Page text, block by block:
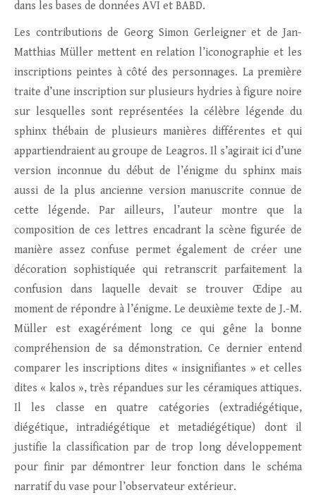
dans les bases de données AVI et BABD.
Les contributions de Georg Simon Gerleigner et de Jan-
Matthias Müller mettent en relation l’iconographie et les
inscriptions peintes à côté des personnages. La première
traite d’une inscription sur plusieurs hydries à figure noire
sur lesquelles sont représentées la célèbre légende du
sphinx thébain de plusieurs manières différentes et qui
appartiendraient au groupe de Leagros. Il s’agirait ici d’une
version inconnue du début de l’énigme du sphinx mais
aussi de la plus ancienne version manuscrite connue de
cette légende. Par ailleurs, l’auteur montre que la
composition de ces lettres encadrant la scène figurée de
manière assez confuse permet également de créer une
décoration sophistiquée qui retranscrit parfaitement la
confusion dans laquelle devait se trouver Œdipe au
moment de répondre à l’énigme. Le deuxième texte de J.-M.
Müller est exagérément long ce qui gêne la bonne
compréhension de sa démonstration. Ce dernier entend
comparer les inscriptions dites « insignifiantes » et celles
dites « kalos », très répandues sur les céramiques attiques.
Il les classe en quatre catégories (extradiégétique,
diégétique, intradiégétique et metadiégétique) dont il
justifie la classification par de trop long développement
pour finir par démontrer leur fonction dans le schéma
narratif du vase pour l’observateur extérieur.